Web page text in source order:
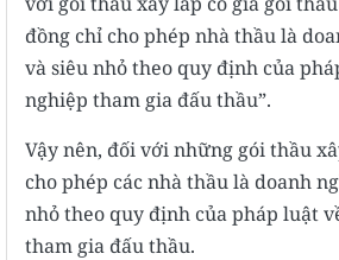
đồng chỉ cho phép nhà thầu là
và siêu nhỏ theo quy định của
nghiệp tham gia đấu thầu”.
Vậy nên, đối với những gói thầu
cho phép các nhà thầu là doanh
nhỏ theo quy định của pháp luật
tham gia đấu thầu.